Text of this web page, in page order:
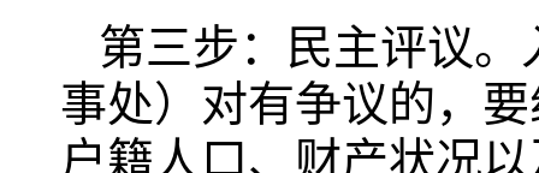
第三步：民主评议
事处）对有争议的，
户籍人口、财产状况